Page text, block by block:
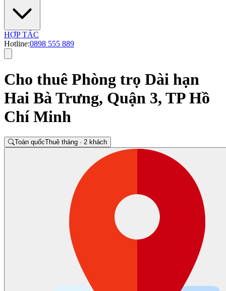
HỢP TÁC
Hotline:0898 555 889
Cho thuê Phòng trọ Dài hạn
Hai Bà Trưng, Quận 3, TP Hồ
Chí Minh
Toàn quốcThuê tháng · 2 khách